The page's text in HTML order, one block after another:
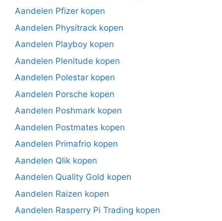
Aandelen Pfizer kopen
Aandelen Physitrack kopen
Aandelen Playboy kopen
Aandelen Plenitude kopen
Aandelen Polestar kopen
Aandelen Porsche kopen
Aandelen Poshmark kopen
Aandelen Postmates kopen
Aandelen Primafrio kopen
Aandelen Qlik kopen
Aandelen Quality Gold kopen
Aandelen Raizen kopen
Aandelen Rasperry Pi Trading kopen